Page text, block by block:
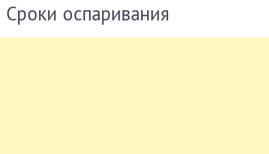
Сроки оспаривания